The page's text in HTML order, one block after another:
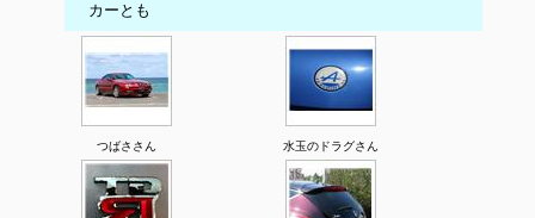
カーとも
つばささん 水玉のドラグさん